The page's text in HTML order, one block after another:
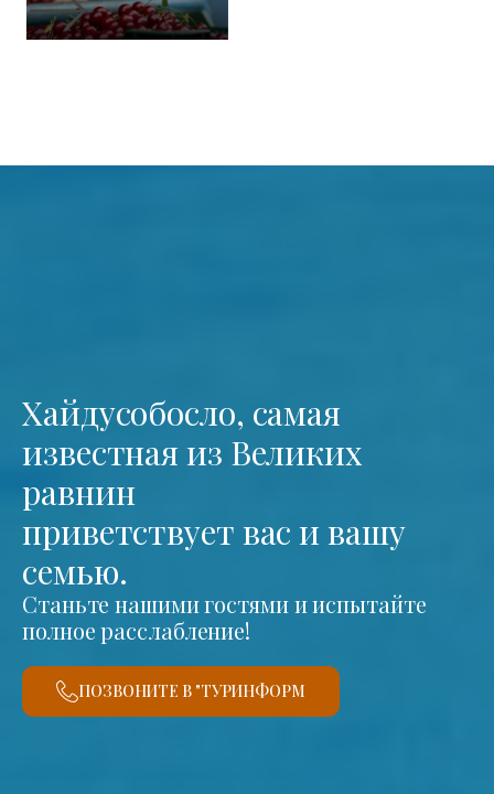
Хайдусобосло, самая
известная из Великих
равнин
приветствует вас и вашу
семью.
Станьте нашими гостями и испытайте
полное расслабление!
ПОЗВОНИТЕ В "ТУРИНФОРМ